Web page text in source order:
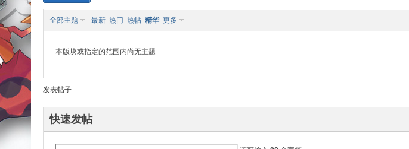
全部主题 最新 热门 热帖 精华 更多
本版块或指定的范围内尚无主题
发表帖子
快速发帖